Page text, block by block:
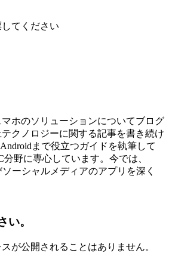
てください
ホのソリューションについてブログ
クノロジーに関する記事を書き続け
まで役立つガイドを執筆して
野に専心しています。今では、
ーシャルメディアのアプリを深く
い。
が公開されることはありません。